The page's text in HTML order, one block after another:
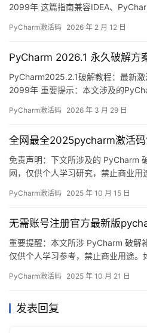
2099年 这篇指南兼容IDEA、
的界面，如下图所示，激活时间直
PyCharm激活码 2026 年 2 月 12 日
PyCharm 2026.1 永久破解方
PyCharm2025.2.1破解教程：最新
2099年 重要提示：本文涉及的
权问题，请联系管理员移除。经济
图，如图所示，激活有效期已延续至
PyCharm激活码 2026 年 3 月 29 日
全网最全2025pycharm激活
免责声明：下文所涉及的 PyCharm
网，仅供个人学习研究，禁止商业用
JetBrains 家族的明星 IDE，跨
PyCharm激活码 2025 年 10 月 15 日
无需账号注册官方最新版
重要提醒：本文所涉 PyCharm 破解
仅供个人学习参考，禁止商业用途。
PyCharm 是 JetBrains 出品的一款
PyCharm激活码 2025 年 10 月 21 日
发表回复